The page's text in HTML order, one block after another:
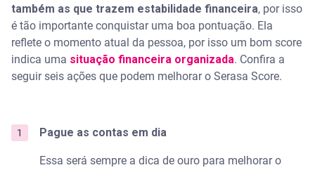
também as que trazem estabilidade financeira, por isso
é tão importante conquistar uma boa pontuação. Ela
reflete o momento atual da pessoa, por isso um bom score
indica uma situação financeira organizada. Confira a
seguir seis ações que podem melhorar o Serasa Score.
Pague as contas em dia
Essa será sempre a dica de ouro para melhorar o